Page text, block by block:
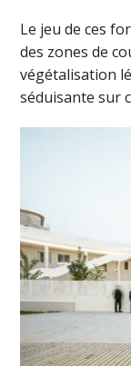
Le jeu de ces
des zones de
végétalisation
séduisante sur